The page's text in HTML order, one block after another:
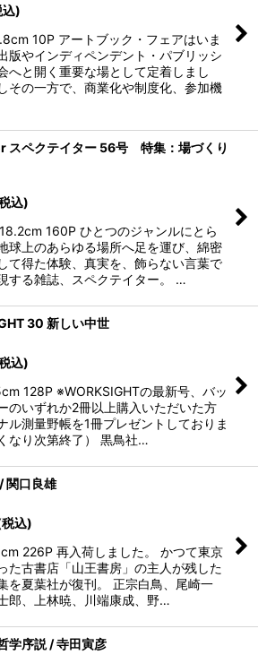
込)
10P アートブック・フェアはいま
版やインディペンデント・パブリッシ
へと開く重要な場として定着しまし
その一方で、商業化や制度化、参加機
スペクテイター 56号 特集：場づくり
込)
160P ひとつのジャンルにとら
球上のあらゆる場所へ足を運び、綿密
て得た体験、真実を、飾らない言葉で
する雑誌、スペクテイター。 …
30 新しい中世
込)
128P ※WORKSIGHTの最新号、バッ
のいずれか2冊以上購入いただいた方
ル測量野帳を1冊プレゼントしておりま
なり次第終了） 黒鳥社…
関口良雄
込)
226P 再入荷しました。 かつて東京
た古書店「山王書房」の主人が残した
を夏葉社が復刊。 正宗白鳥、尾崎一
郎、上林暁、川端康成、野…
学序説 / 寺田寅彦